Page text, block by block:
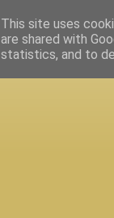
This site uses
are shared with
statistics, and to